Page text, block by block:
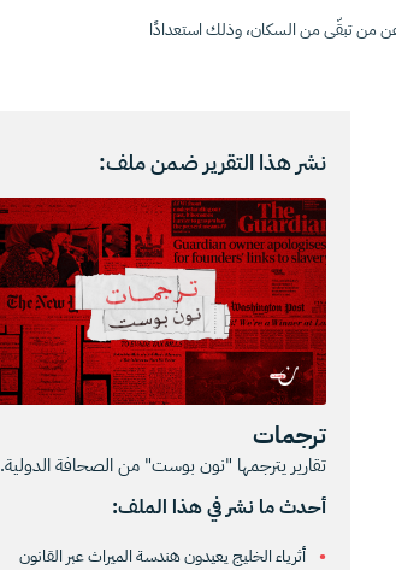
عن من تبقّى من السكان، وذلك استعدادًا
نشر هذا التقرير ضمن ملف:
ترجمات
تقارير يترجمها "نون بوست" من الصحافة الدولية.
أحدث ما نشر في هذا الملف:
أثرياء الخليج يعيدون هندسة الميراث عبر القانون